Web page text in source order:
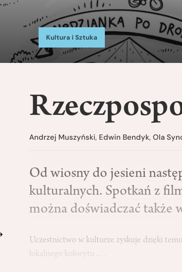
Kultura i Sztuka
Andrzej Muszyński, Edwin Bendyk,Ola
Od wiosny do jesieni
kulturalnych. Spotkań z
można doświadczać także
Uczestnictwo w kulturze zyskuje dzięki
lokalnego kolorytu….